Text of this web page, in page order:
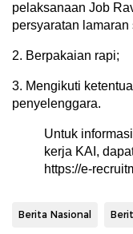
pelaksanaan Job
persyaratan
2. Berpakaian rapi;
3. Mengikuti
penyelenggara.
Untuk
kerja KAI,
https://e-
Berita Nasional